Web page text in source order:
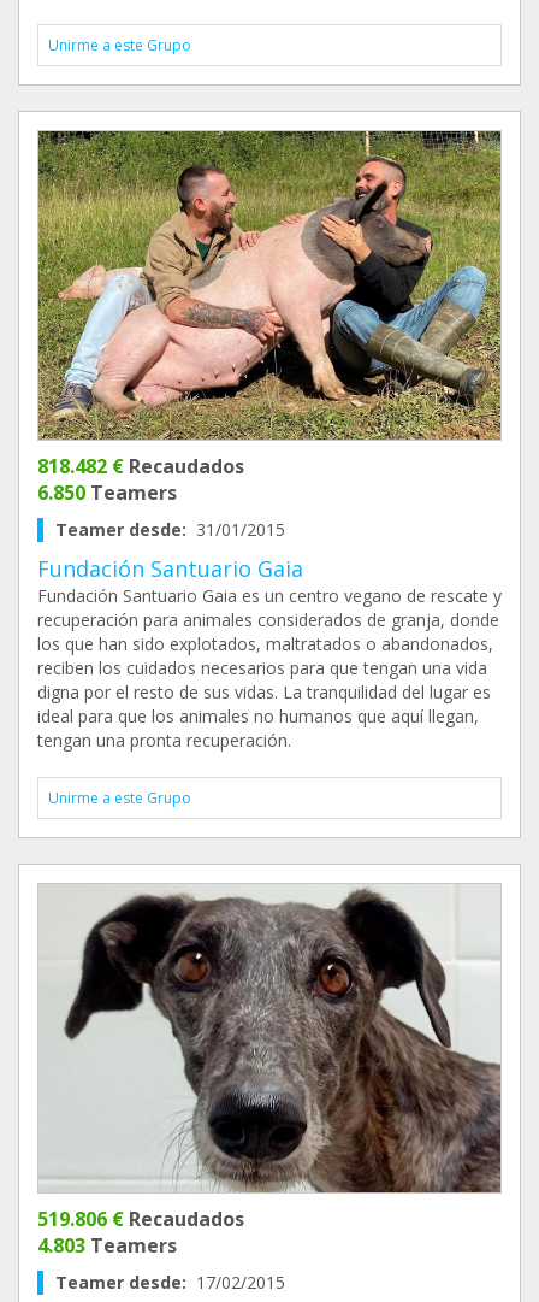
Unirme a este Grupo
818.482 € Recaudados
6.850 Teamers
Teamer desde: 31/01/2015
Fundación Santuario Gaia
Fundación Santuario Gaia es un centro vegano de rescate y
recuperación para animales considerados de granja, donde
los que han sido explotados, maltratados o abandonados,
reciben los cuidados necesarios para que tengan una vida
digna por el resto de sus vidas. La tranquilidad del lugar es
ideal para que los animales no humanos que aquí llegan,
tengan una pronta recuperación.
Unirme a este Grupo
519.806 € Recaudados
4.803 Teamers
Teamer desde: 17/02/2015